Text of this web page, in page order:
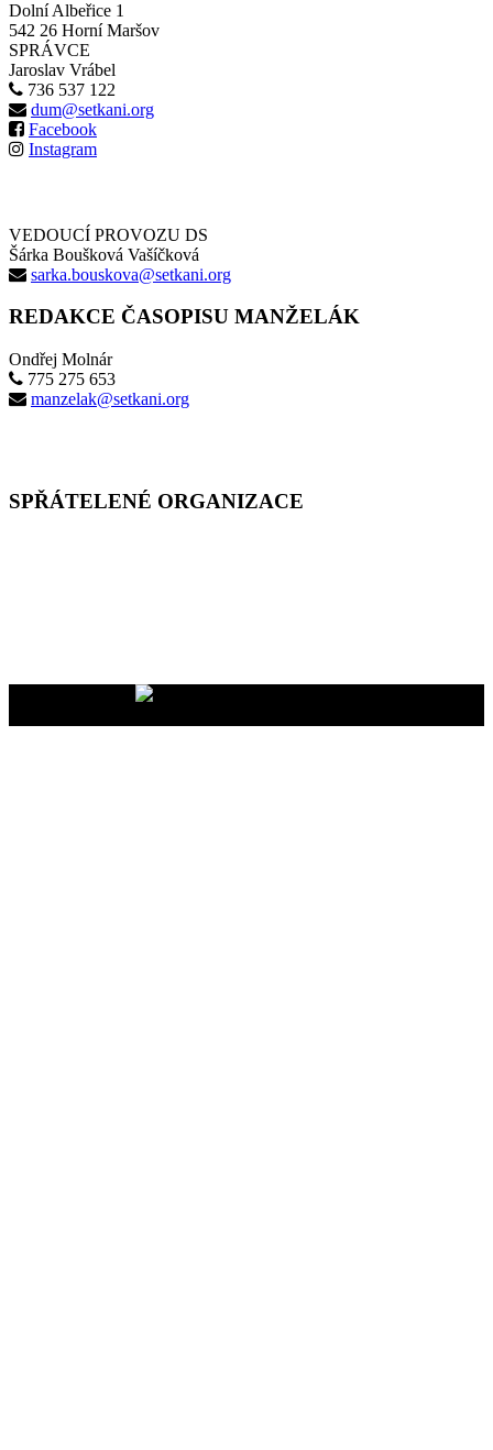
Dolní Albeřice 1
542 26 Horní Maršov
SPRÁVCE
Jaroslav Vrábel
736 537 122
dum@setkani.org
Facebook
Instagram
VEDOUCÍ PROVOZU DS
Šárka Boušková Vašíčková
sarka.bouskova@setkani.org
REDAKCE ČASOPISU MANŽELÁK
Ondřej Molnár
775 275 653
manzelak@setkani.org
SPŘÁTELENÉ ORGANIZACE